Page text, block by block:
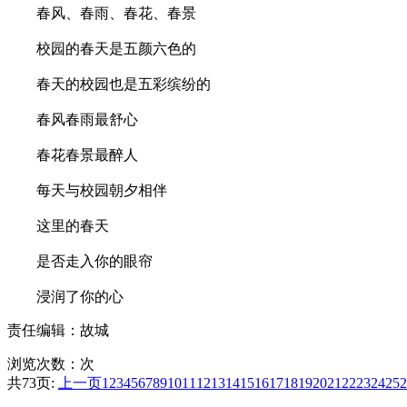
春风、春雨、春花、春景
校园的春天是五颜六色的
春天的校园也是五彩缤纷的
春风春雨最舒心
春花春景最醉人
每天与校园朝夕相伴
这里的春天
是否走入你的眼帘
浸润了你的心
责任编辑：故城
浏览次数： 次
共73页:
上一页1 234567891011 12131415161718192021 22232425